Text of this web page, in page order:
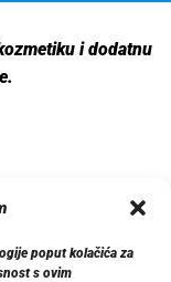
poput kolačića za
s ovim
i dodatnu